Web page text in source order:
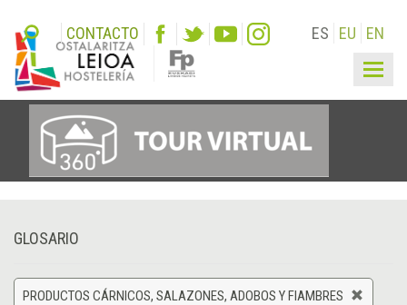
CONTACTO ES EU EN
GLOSARIO
PRODUCTOS CÁRNICOS, SALAZONES, ADOBOS Y FIAMBRES